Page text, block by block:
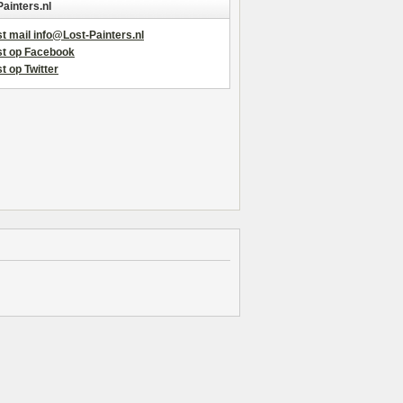
mail info@Lost-Painters.nl
op Facebook
op Twitter